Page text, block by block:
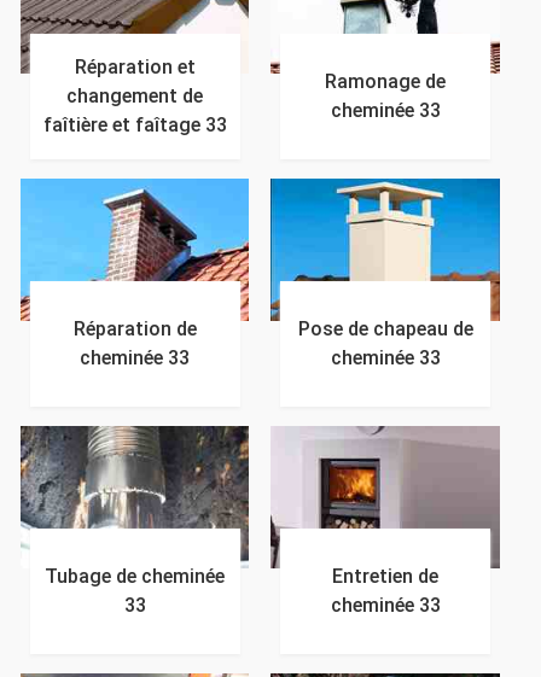
Réparation et
changement de
faîtière et faîtage 33
Ramonage de
cheminée 33
Réparation de
cheminée 33
Pose de chapeau de
cheminée 33
Tubage de cheminée
33
Entretien de
cheminée 33